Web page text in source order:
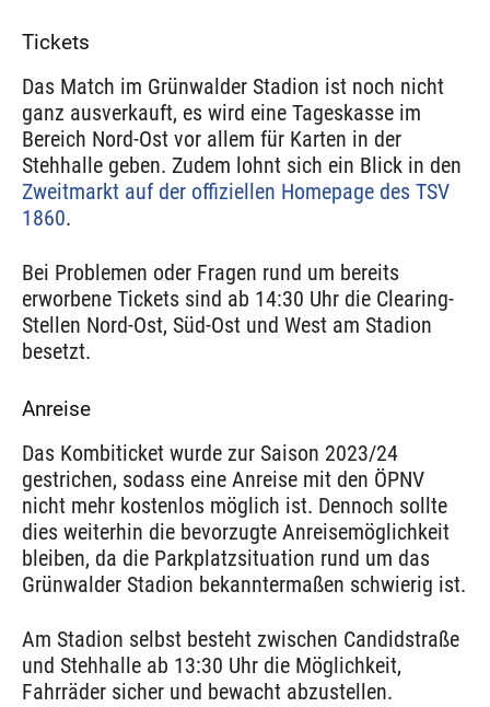
Tickets
Das Match im Grünwalder Stadion ist noch nicht
ganz ausverkauft, es wird eine Tageskasse im
Bereich Nord-Ost vor allem für Karten in der
Stehhalle geben. Zudem lohnt sich ein Blick in den
Zweitmarkt auf der offiziellen Homepage des TSV
1860.
Bei Problemen oder Fragen rund um bereits
erworbene Tickets sind ab 14:30 Uhr die Clearing-
Stellen Nord-Ost, Süd-Ost und West am Stadion
besetzt.
Anreise
Das Kombiticket wurde zur Saison 2023/24
gestrichen, sodass eine Anreise mit den ÖPNV
nicht mehr kostenlos möglich ist. Dennoch sollte
dies weiterhin die bevorzugte Anreisemöglichkeit
bleiben, da die Parkplatzsituation rund um das
Grünwalder Stadion bekanntermaßen schwierig ist.
Am Stadion selbst besteht zwischen Candidstraße
und Stehhalle ab 13:30 Uhr die Möglichkeit,
Fahrräder sicher und bewacht abzustellen.